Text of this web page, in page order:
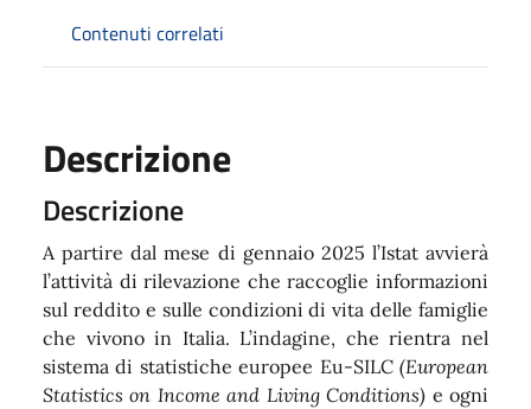
Contenuti correlati
Descrizione
Descrizione
A partire dal mese di gennaio 2025 l’Istat avvierà
l’attività di rilevazione che raccoglie informazioni
sul reddito e sulle condizioni di vita delle famiglie
che vivono in Italia. L’indagine, che rientra nel
sistema di statistiche europee Eu-SILC (European
Statistics on Income and Living Conditions) e ogni